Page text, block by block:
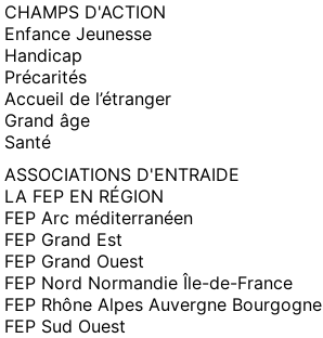
CHAMPS D'ACTION
Enfance Jeunesse
Handicap
Précarités
Accueil de l’étranger
Grand âge
Santé
ASSOCIATIONS D'ENTRAIDE
LA FEP EN RÉGION
FEP Arc méditerranéen
FEP Grand Est
FEP Grand Ouest
FEP Nord Normandie Île-de-France
FEP Rhône Alpes Auvergne Bourgogne
FEP Sud Ouest